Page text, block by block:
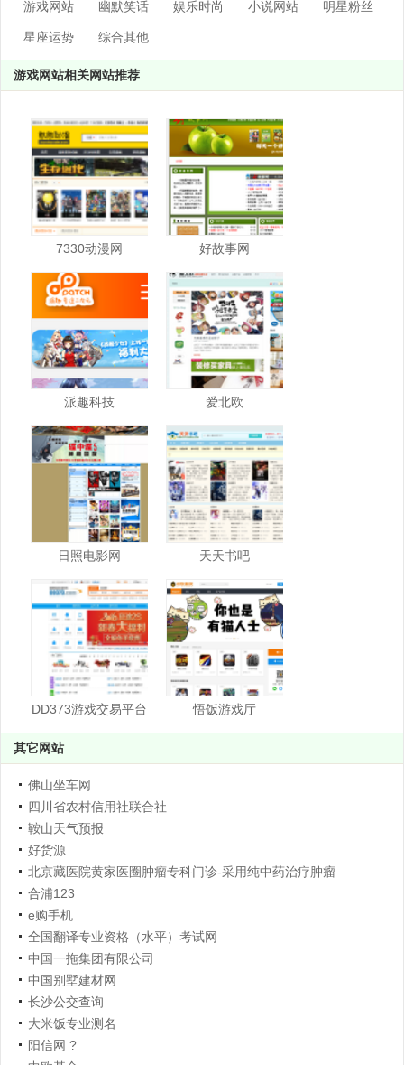
游戏网站 幽默笑话 娱乐时尚 小说网站 明星粉丝
星座运势 综合其他
游戏网站相关网站推荐
7330动漫网 好故事网
派趣科技 爱北欧
日照电影网 天天书吧
DD373游戏交易平台 悟饭游戏厅
其它网站
佛山坐车网
四川省农村信用社联合社
鞍山天气预报
好货源
北京藏医院黄家医圈肿瘤专科门诊-采用纯中药治疗肿瘤
合浦123
e购手机
全国翻译专业资格（水平）考试网
中国一拖集团有限公司
中国别墅建材网
长沙公交查询
大米饭专业测名
阳信网 ?